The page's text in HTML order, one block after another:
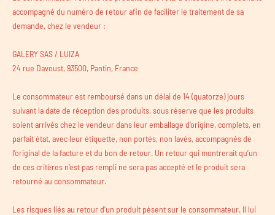
accompagné du numéro de retour afin de faciliter le traitement de sa
demande, chez le vendeur :
GALERY SAS / LUIZA
24 rue Davoust, 93500, Pantin, France
Le consommateur est remboursé dans un délai de 14 (quatorze) jours
suivant la date de réception des produits, sous réserve que les produits
soient arrivés chez le vendeur dans leur emballage d’origine, complets, en
parfait état, avec leur étiquette, non portés, non lavés, accompagnés de
l’original de la facture et du bon de retour. Un retour qui montrerait qu’un
de ces critères n’est pas rempli ne sera pas accepté et le produit sera
retourné au consommateur.
Les risques liés au retour d’un produit pèsent sur le consommateur. Il lui